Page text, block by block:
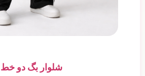
شلوار بگ دو خط